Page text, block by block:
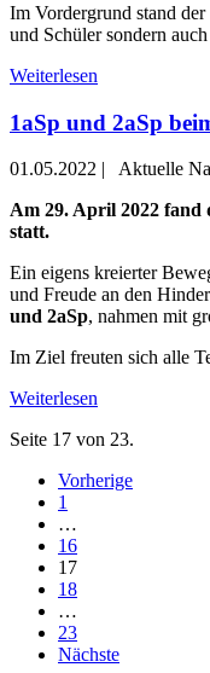
Im Vordergrund stand
und Schüler sondern
Weiterlesen
1aSp und 2aSp
01.05.2022 |
Aktuelle
Am 29. April 2022 fand
statt.
Ein eigens kreierter
und Freude an den
und 2aSp, nahmen mit
Im Ziel freuten sich alle
Weiterlesen
Seite 17 von 23.
Vorherige
1
…
16
17
18
…
23
Nächste